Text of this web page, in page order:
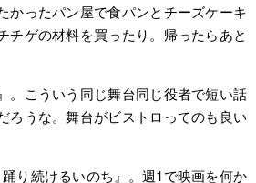
かったパン屋で食パンとチーズケーキ
チゲの材料を買ったり。帰ったらあと
。こういう同じ舞台同じ役者で短い話
ろうな。舞台がビストロってのも良い
踊り続けるいのち』。週1で映画を何か